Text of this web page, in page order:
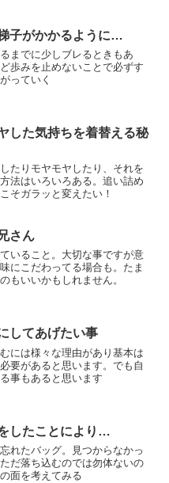
子がかかるように…
までに少しブレるときもあ
歩みを止めないことで必ずす
っていく
した気持ちを着替える秘
たりモヤモヤしたり、それを
法はいろいろある。追い詰め
そガラッと変えたい！
さん
いること。大切な事ですが意
にこだわってる場合も。たま
もいいかもしれません。
してあげたい事
には様々な理由があり基本は
要があると思います。でも自
事もあると思います
したことにより…
れたバッグ。見つからなかっ
だ落ち込むのでは勿体ないの
面を考えてみる